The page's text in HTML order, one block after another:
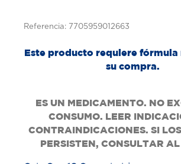
Referencia: 7705959012663
Este producto requiere fórmula
su compra.
ES UN MEDICAMENTO. NO
CONSUMO. LEER
CONTRAINDICACIONES. SI
PERSISTEN, CONSULTAR